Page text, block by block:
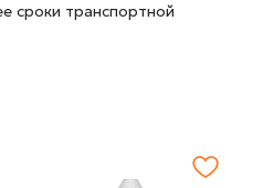
сроки транспортной